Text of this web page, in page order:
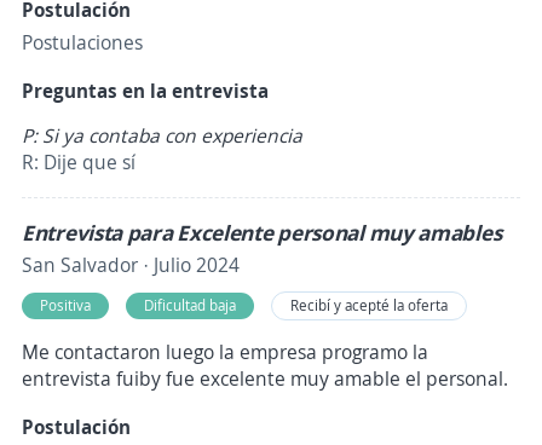
Postulación
Postulaciones
Preguntas en la entrevista
P: Si ya contaba con experiencia
R: Dije que sí
Entrevista para Excelente personal muy amables
San Salvador · Julio 2024
Positiva Dificultad baja Recibí y acepté la oferta
Me contactaron luego la empresa programo la
entrevista fuiby fue excelente muy amable el personal.
Postulación